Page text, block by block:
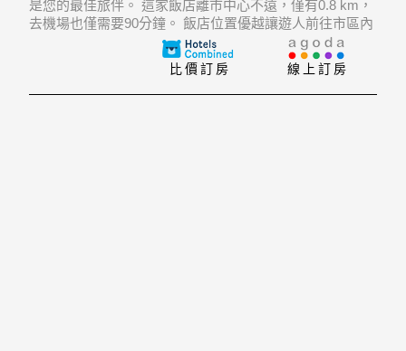
是您的最佳旅伴。 這家飯店離市中心不遠，僅有0.8 km，
去機場也僅需要90分鐘。 飯店位置優越讓遊人前往市區內
的熱門景點變得方便快捷。
線上訂房
比價訂房